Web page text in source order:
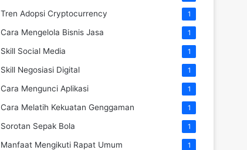
Tren Adopsi Cryptocurrency 1
Cara Mengelola Bisnis Jasa 1
Skill Social Media 1
Skill Negosiasi Digital 1
Cara Mengunci Aplikasi 1
Cara Melatih Kekuatan Genggaman 1
Sorotan Sepak Bola 1
Manfaat Mengikuti Rapat Umum 1